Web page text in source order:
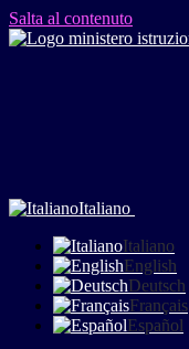
Salta al contenuto
Italiano
Italiano
English
Deutsch
Français
Español